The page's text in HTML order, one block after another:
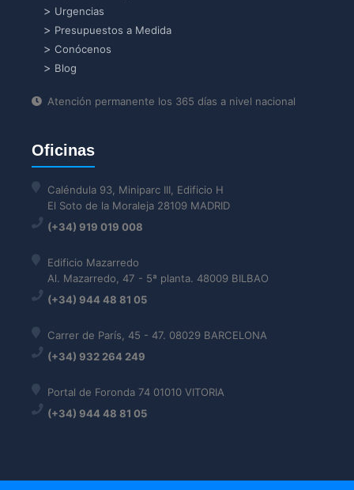
Urgencias
Presupuestos a Medida
Conócenos
Blog
Atención permanente los 365 días a nivel nacional
Oficinas
Caléndula 93, Miniparc III, Edificio H
El Soto de la Moraleja 28109 MADRID
(+34) 919 019 008
Edificio Mazarredo
Al. Mazarredo, 47 - 5ª planta. 48009 BILBAO
(+34) 944 48 81 05
Carrer de París, 45 - 47. 08029 BARCELONA
(+34) 932 264 249
Portal de Foronda 74 01010 VITORIA
(+34) 944 48 81 05